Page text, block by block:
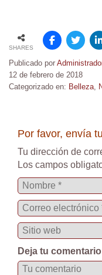
SHARES
Publicado por
12 de febrero de 2018
Categorizado en: Belleza
Por favor, envía
Tu dirección de
Los campos
Deja tu